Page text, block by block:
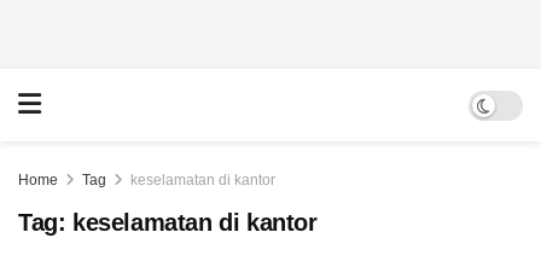
Home Tag keselamatan di kantor
Tag: keselamatan di kantor